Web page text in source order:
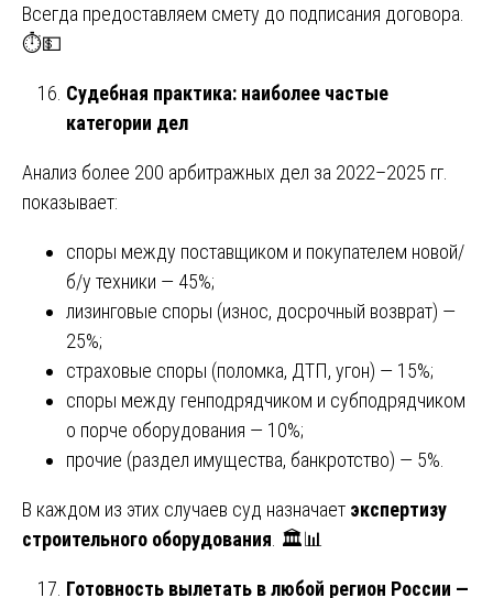
Всегда предоставляем смету до подписания договора.
⏱️💵
Судебная практика: наиболее частые
категории дел
Анализ более 200 арбитражных дел за 2022–2025 гг.
показывает:
споры между поставщиком и покупателем новой/
б/у техники — 45%;
лизинговые споры (износ, досрочный возврат) —
25%;
страховые споры (поломка, ДТП, угон) — 15%;
споры между генподрядчиком и субподрядчиком
о порче оборудования — 10%;
прочие (раздел имущества, банкротство) — 5%.
В каждом из этих случаев суд назначает экспертизу
строительного оборудования . 🏛️📊
Готовность вылетать в любой регион России —